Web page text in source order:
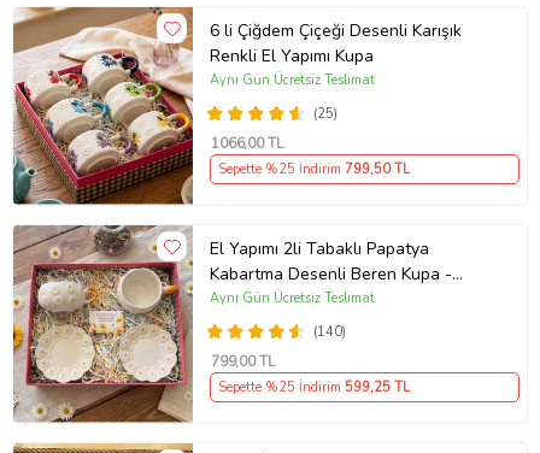
6 li Çiğdem Çiçeği Desenli Karışık
Renkli El Yapımı Kupa
(25)
Aynı Gün Ücretsiz Teslimat
1066,00 TL
Sepette %25 İndirim 799,50 TL
El Yapımı 2li Tabaklı Papatya
Kabartma Desenli Beren Kupa -
Seviyor Sevmiyor
(140)
Aynı Gün Ücretsiz Teslimat
799,00 TL
Sepette %25 İndirim 599,25 TL